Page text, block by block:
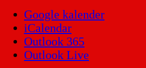
Google kalender
iCalendar
Outlook 365
Outlook Live